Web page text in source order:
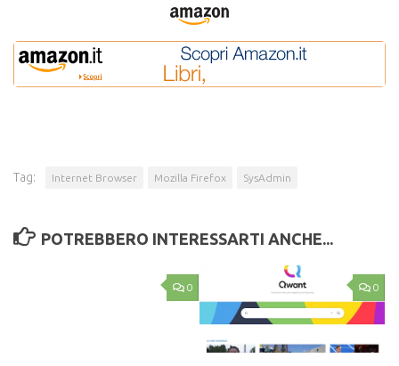
Tag: Internet Browser Mozilla Firefox SysAdmin
POTREBBERO INTERESSARTI ANCHE...
0 0